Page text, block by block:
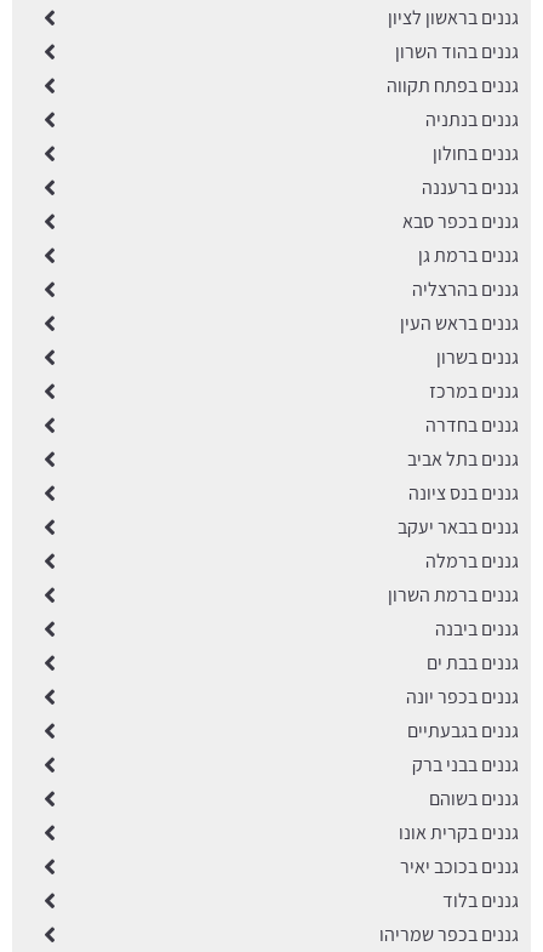
גננים בראשון לציון
גננים בהוד השרון
גננים בפתח תקווה
גננים בנתניה
גננים בחולון
גננים ברעננה
גננים בכפר סבא
גננים ברמת גן
גננים בהרצליה
גננים בראש העין
גננים בשרון
גננים במרכז
גננים בחדרה
גננים בתל אביב
גננים בנס ציונה
גננים בבאר יעקב
גננים ברמלה
גננים ברמת השרון
גננים ביבנה
גננים בבת ים
גננים בכפר יונה
גננים בגבעתיים
גננים בבני ברק
גננים בשוהם
גננים בקרית אונו
גננים בכוכב יאיר
גננים בלוד
גננים בכפר שמריהו